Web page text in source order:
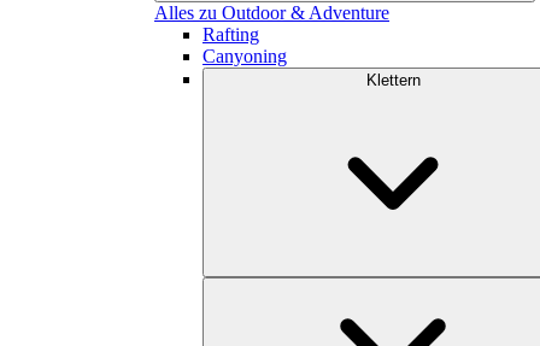
Alles zu Outdoor & Adventure
Rafting
Canyoning
Klettern